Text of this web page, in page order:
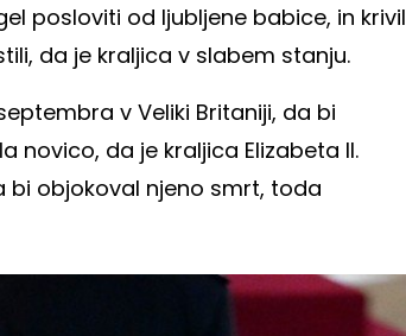
posloviti od ljubljene babice, in krivil
da je kraljica v slabem stanju.
v Veliki Britaniji, da bi
novico, da je kraljica Elizabeta II.
bi objokoval njeno smrt, toda